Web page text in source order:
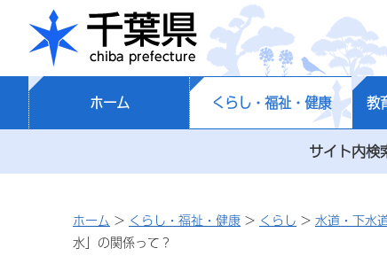
千葉県
ホーム くらし・福祉・健康 教
サイト内検
ホーム > くらし・福祉・健康 > くらし > 水道・下水
水」の関係って？